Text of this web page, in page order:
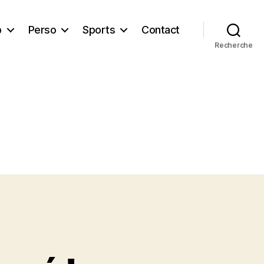
Perso Sports Contact
Recherche